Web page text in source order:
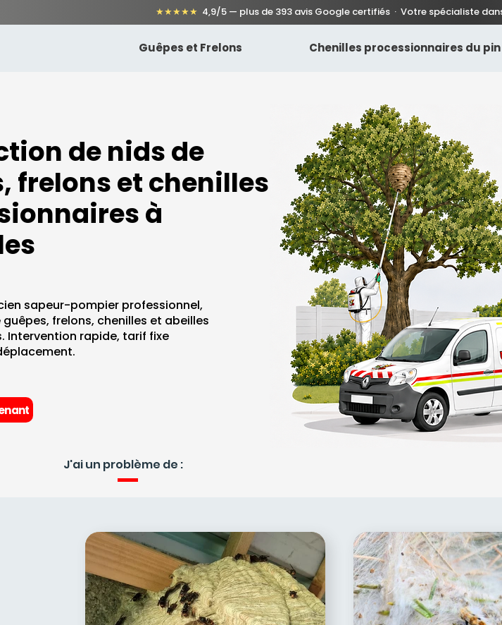
★★★★★ 4,9/5 — plus de 393 avis Google certifiés · Votre spécialiste
Guêpes et Frelons Chenilles processionnaires du pin
de nids de
frelons et chenilles
à
sapeur-pompier professionnel,
frelons, chenilles et abeilles
Intervention rapide, tarif fixe
J'ai un problème de :